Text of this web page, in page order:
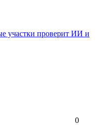
участки проверит ИИ и
0